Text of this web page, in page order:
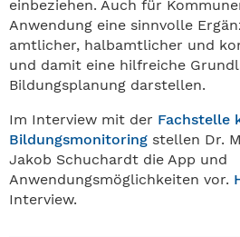
einbeziehen. Auch für
Anwendung eine sinnvolle
amtlicher, halbamtlicher und
und damit eine hilfreiche
Bildungsplanung darstellen.
Im Interview mit der Fachstelle
Bildungsmonitoring stellen Dr.
Jakob Schuchardt die App und
Anwendungsmöglichkeiten vor.
Interview.